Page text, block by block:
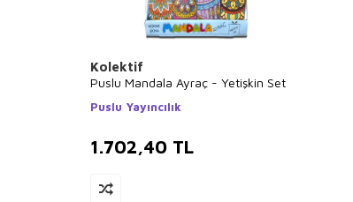
Kolektif
Puslu Mandala Ayraç - Yetişkin Set
Puslu Yayıncılık
1.702,40 TL